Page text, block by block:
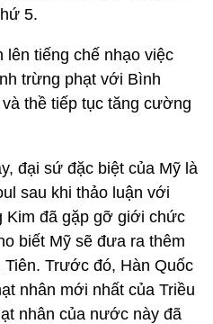
5.
lên tiếng chế nhạo việc
trừng phạt với Bình
thề tiếp tục tăng cường
đại sứ đặc biệt của Mỹ là
sau khi thảo luận với
Kim đã gặp gỡ giới chức
biết Mỹ sẽ đưa ra thêm
Trước đó, Hàn Quốc
nhân mới nhất của Triều
nhân của nước này đã